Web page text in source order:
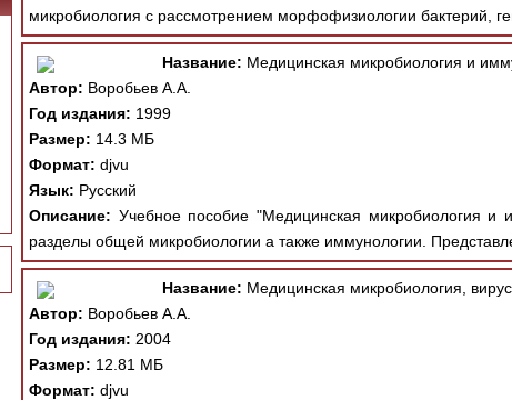
микробиология с рассмотрением морфофизиологии бактерий,
Название: Медицинская микробиология и
Автор: Воробьев А.А.
Год издания: 1999
Размер: 14.3 МБ
Формат: djvu
Язык: Русский
Описание: Учебное пособие "Медицинская микробиология и
разделы общей микробиологии а также иммунологии.
Название: Медицинская микробиология,
Автор: Воробьев А.А.
Год издания: 2004
Размер: 12.81 МБ
Формат: djvu